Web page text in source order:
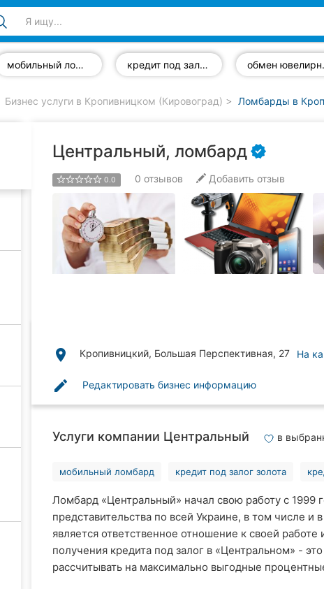
мобильный ломбард кредит под залог недвижимости
Бизнес услуги в Кропивницком (Кировоград) Ломбарды в
Центральный, ломбард
0.0 0 отзывов Добавить отзыв
place Кропивницкий, Большая Перспективная, 27 На
edit Редактировать бизнес информацию
Услуги компании Центральный в
мобильный ломбард кредит под залог золота
Ломбард «Центральный» начал свою работу с 1999
представительства по всей Украине, в том числе
является ответственное отношение к своей
получения кредита под залог в «Центральном» -
рассчитывать на максимально выгодные